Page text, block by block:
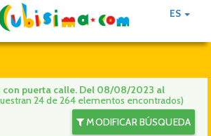
ES
con puerta calle. Del 08/08/2023 al
24 de 264 elementos encontrados)
MODIFICAR BÚSQUEDA